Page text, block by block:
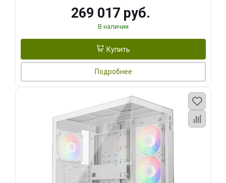
269 017 руб.
В наличии
Купить
Подробнее